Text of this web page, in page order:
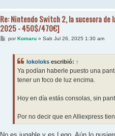
Re: Nintendo Switch 2, la sucesora
2025 - 450$/470€]
Mpor Komaru» Sab Jul 26, 2025 1:30 am
lokoloks escribió: ↑
Ya podían haberle puesto una
tener un foco de luz encima.
Hoy en día estás consolas, sin
Por no decir que en Alliexpress